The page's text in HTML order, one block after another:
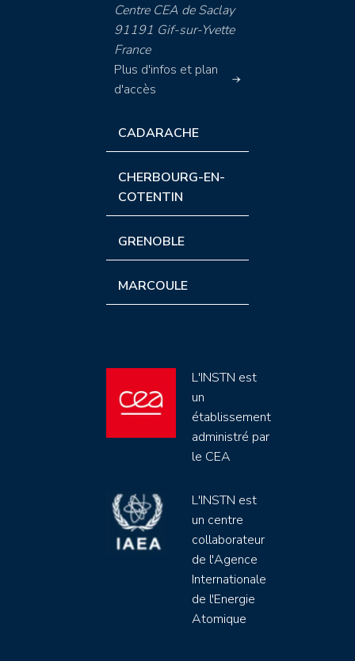
Centre CEA de Saclay
91191 Gif-sur-Yvette
France
Plus d'infos et plan
d'accès
CADARACHE
CHERBOURG-EN-
COTENTIN
GRENOBLE
MARCOULE
L'INSTN est
un
établissement
administré par
le CEA
L'INSTN est
un centre
collaborateur
de l'Agence
Internationale
de l'Energie
Atomique